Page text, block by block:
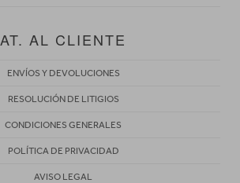
AT. AL CLIENTE
ENVÍOS Y DEVOLUCIONES
RESOLUCIÓN DE LITIGIOS
CONDICIONES GENERALES
POLÍTICA DE PRIVACIDAD
AVISO LEGAL